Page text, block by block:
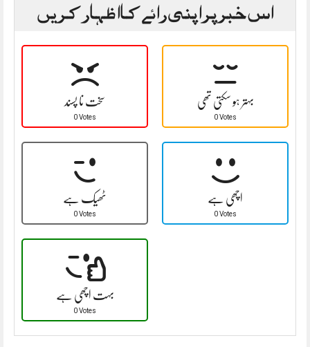
اس خبر پر اپنی رائے کا اظہار کریں
سخت نا پسند
0 Votes
بہتر ہو سکتی تھی
0 Votes
ٹھیک ہے
0 Votes
اچھی ہے
0 Votes
بہت اچھی ہے
0 Votes